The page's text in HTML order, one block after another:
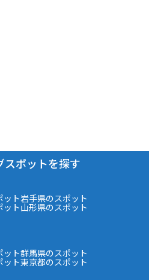
スポットを探す
ット岩手県のスポット
ット山形県のスポット
ット群馬県のスポット
ット東京都のスポット